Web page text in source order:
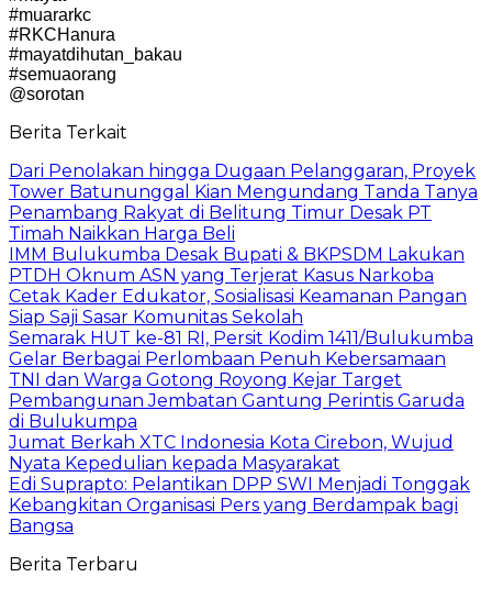
#muararkc
#RKCHanura
#mayatdihutan_bakau
#semuaorang
@sorotan
Berita Terkait
Dari Penolakan hingga Dugaan Pelanggaran, Proyek
Tower Batununggal Kian Mengundang Tanda Tanya
Penambang Rakyat di Belitung Timur Desak PT
Timah Naikkan Harga Beli
IMM Bulukumba Desak Bupati & BKPSDM Lakukan
PTDH Oknum ASN yang Terjerat Kasus Narkoba
Cetak Kader Edukator, Sosialisasi Keamanan Pangan
Siap Saji Sasar Komunitas Sekolah
Semarak HUT ke-81 RI, Persit Kodim 1411/Bulukumba
Gelar Berbagai Perlombaan Penuh Kebersamaan
TNI dan Warga Gotong Royong Kejar Target
Pembangunan Jembatan Gantung Perintis Garuda
di Bulukumpa
Jumat Berkah XTC Indonesia Kota Cirebon, Wujud
Nyata Kepedulian kepada Masyarakat
Edi Suprapto: Pelantikan DPP SWI Menjadi Tonggak
Kebangkitan Organisasi Pers yang Berdampak bagi
Bangsa
Berita Terbaru